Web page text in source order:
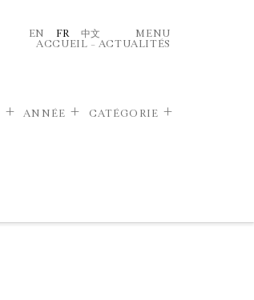
EN FR 中文
MENU
ACCUEIL – ACTUALITÉS
ANNÉE CATÉGORIE